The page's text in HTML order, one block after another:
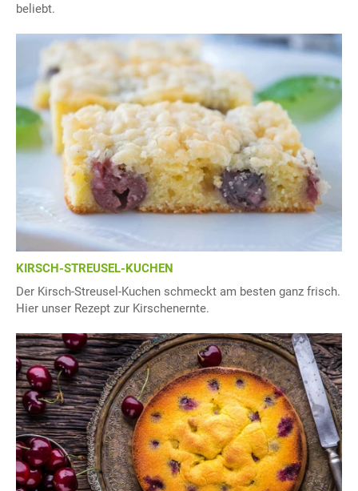
beliebt.
KIRSCH-STREUSEL-KUCHEN
Der Kirsch-Streusel-Kuchen schmeckt am besten ganz frisch.
Hier unser Rezept zur Kirschenernte.